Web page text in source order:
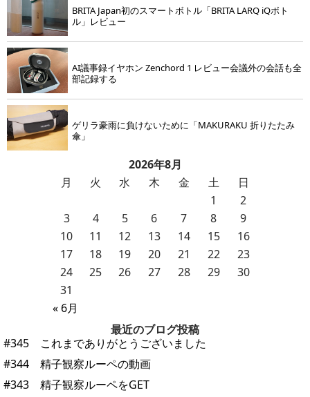
BRITA Japan初のスマートボトル「BRITA LARQ iQボト
ル」レビュー
AI議事録イヤホン Zenchord 1 レビュー会議外の会話も全
部記録する
ゲリラ豪雨に負けないために「MAKURAKU 折りたたみ
傘」
2026年8月
月
火 水 木 金 土 日
« 6月
1
2
3
4 5 6 7 8
9
10
11 12 13 14 15
16
17
18 19 20 21 22
23
24
25 26 27 28 29
30
31
最近のブログ投稿
#345 これまでありがとうございました
#344 精子観察ルーペの動画
#343 精子観察ルーペをGET